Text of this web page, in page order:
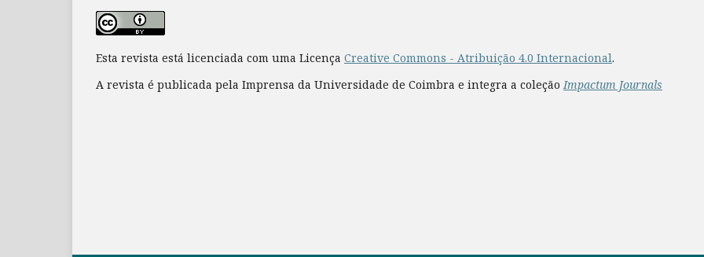
Esta revista está licenciada com uma Licença Creative Commons - Atribuição 4.0 Internacional.
A revista é publicada pela Imprensa da Universidade de Coimbra e integra a coleção Impactum Journals